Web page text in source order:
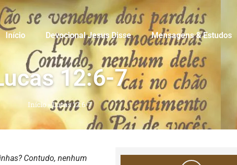
Início Devocional Jesus Disse Mensagens & Estudos
12:6-7
Início»Lucas 12:6-7
Contudo, nenhum